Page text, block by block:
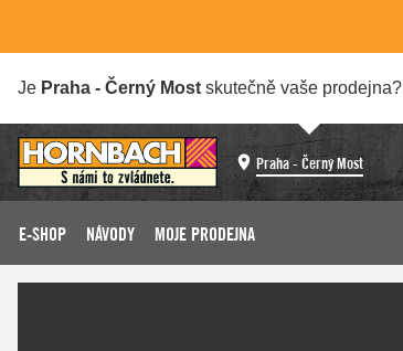
Je Praha - Černý Most skutečně vaše prodejna?
Praha - Černý Most
E-SHOP NÁVODY MOJE PRODEJNA